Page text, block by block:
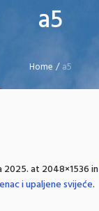
a5
Home /a5
2025.at 2048×1536 in
i upaljene svijeće.